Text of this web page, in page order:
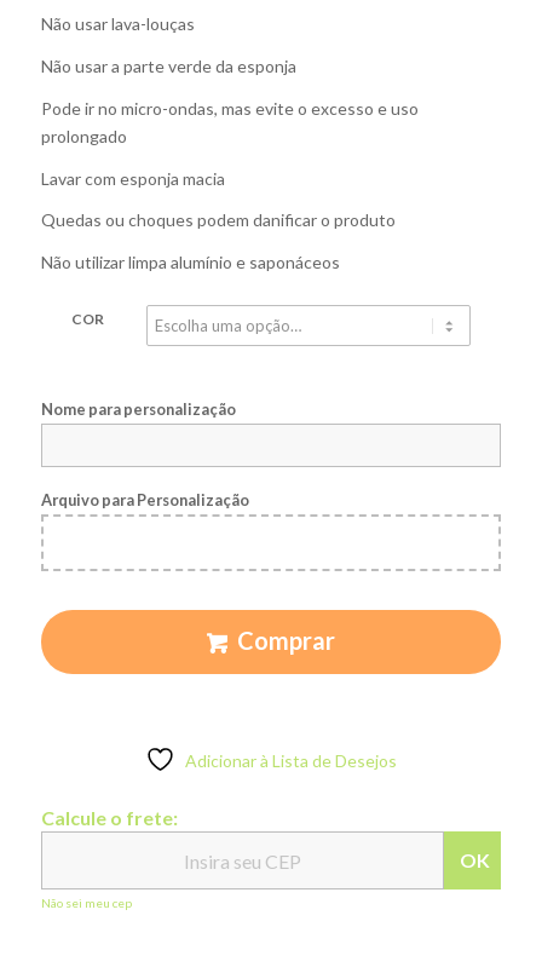
Não usar lava-louças
Não usar a parte verde da esponja
Pode ir no micro-ondas, mas evite o excesso e uso
prolongado
Lavar com esponja macia
Quedas ou choques podem danificar o produto
Não utilizar limpa alumínio e saponáceos
COR
Nome para personalização
Arquivo para Personalização
Comprar
Adicionar à Lista de Desejos
Calcule o frete:
OK
Não sei meu cep